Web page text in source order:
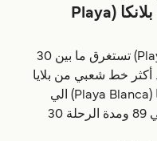
كم تستغرق الرحلة من بلايا بلانكا (Playa
العبّارات من بلايا بلانكا (Playa Blanca) تستغرق ما بين 30
أكثر خط شعبي من بلايا
بلانكا (Playa Blanca) هو بلايا بلانكا (Playa Blanca) الي
كوراليخو (Corralejo)، بتكلفة حوالي 89 ومدة الرحلة 30